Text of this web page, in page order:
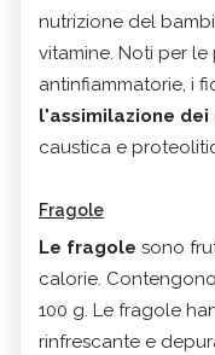
nutrizione del
vitamine. Noti per le
antinfiammatorie, i
l'assimilazione dei
caustica e
Fragole
Le fragole sono
calorie.
100 g. Le fragole
rinfrescante e